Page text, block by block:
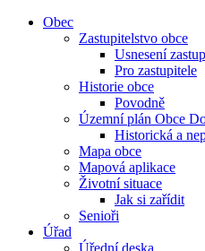
Obec
Zastupitelstvo obce
Usnesení
Pro zastupitele
Historie obce
Povodně
Územní plán Obce
Historická a
Mapa obce
Mapová aplikace
Životní situace
Jak si zařídit
Senioři
Úřad
Úřední deska